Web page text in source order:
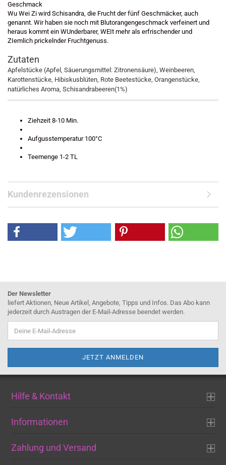
Geschmack
Wu Wei Zi wird Schisandra, die Frucht der fünf Geschmäcker, auch
genannt. Wir haben sie noch mit Blutorangengeschmack verfeinert und
heraus kommt ein WUnderbarer, WEIt mehr als erfrischender und
ZIemlich prickelnder Fruchtgenuss.
Zutaten
Apfelstücke (Apfel, Säuerungsmittel: Zitronensäure), Weinbeeren,
Karottenstücke, Hibiskusblüten, Rote Beetestücke, Orangenstücke,
natürliches Aroma, Schisandrabeeren(1%)
Ziehzeit 8-10 Min.
Aufgusstemperatur 100°C
Teemenge 1-2 TL
Kundenrezensionen
Der Newsletter
liefert Aktionen, Neue Artikel, Angebote, Tipps und Infos. Das Abo kann
jederzeit durch Austragen der E-Mail-Adresse beendet werden.
Hilfe & Kontakt
Informationen
Zahlung und Versand